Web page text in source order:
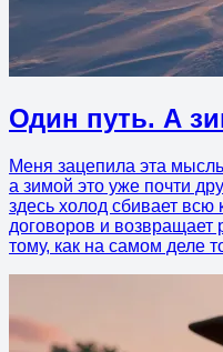
Один путь. А
Меня зацепила эта
а зимой это уже почти
здесь холод сбивает всю
договоров и возвращает
тому, как на самом деле